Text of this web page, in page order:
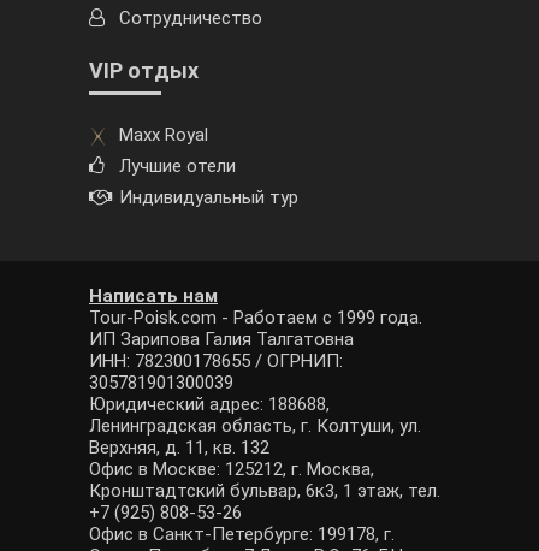
Сотрудничество
VIP отдых
Maxx Royal
Лучшие отели
Индивидуальный тур
Написать нам
Tour-Poisk.com - Работаем с 1999 года.
ИП Зарипова Галия Талгатовна
ИНН: 782300178655 / ОГРНИП:
305781901300039
Юридический адрес: 188688,
Ленинградская область, г. Колтуши, ул.
Верхняя, д. 11, кв. 132
Офис в Москве: 125212, г. Москва,
Кронштадтский бульвар, 6к3, 1 этаж, тел.
+7 (925) 808-53-26
Офис в Санкт-Петербурге: 199178, г.